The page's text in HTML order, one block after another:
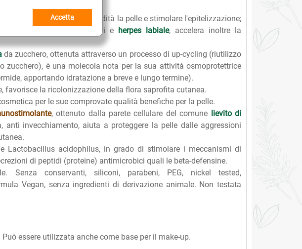
Accetta
funzione di idratare in profondità la pelle e stimolare l'epitelizzazione;
nel prevenire eritemi solari e herpes labiale, accelera inoltre la
da zucchero, ottenuta attraverso un processo di up-cycling (riutilizzo
zucchero), è una molecola nota per la sua attività osmoprotettrice
apportando idratazione a breve e lungo termine).
favorisce la ricolonizzazione della flora saprofita cutanea.
per le sue comprovate qualità benefiche per la pelle.
, ottenuto dalla parete cellulare del comune lievito di
anti invecchiamento, aiuta a proteggere la pelle dalle aggressioni
Lactobacillus acidophilus, in grado di stimolare i meccanismi di
di peptidi (proteine) antimicrobici quali le beta-defensine.
Senza conservanti, siliconi, parabeni, PEG, nickel tested,
Vegan, senza ingredienti di derivazione animale. Non testata
essere utilizzata anche come base per il make-up.